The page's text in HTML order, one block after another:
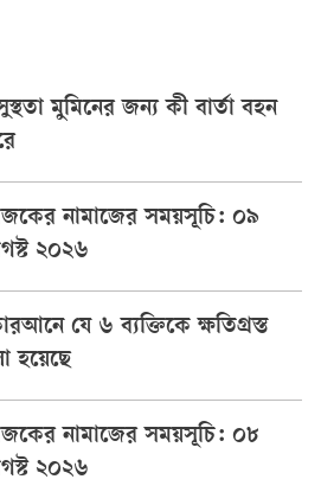
মুমিনের জন্য কী বার্তা বহন
নামাজের সময়সূচি: ০৯
২০২৬
যে ৬ ব্যক্তিকে ক্ষতিগ্রস্ত
হয়েছে
নামাজের সময়সূচি: ০৮
২০২৬